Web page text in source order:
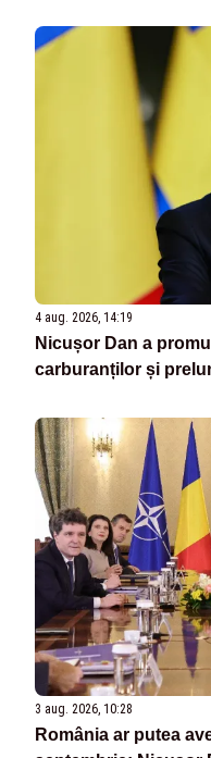
4 aug. 2026, 14:19
Nicușor Dan a
carburanților și
3 aug. 2026, 10:28
România ar putea